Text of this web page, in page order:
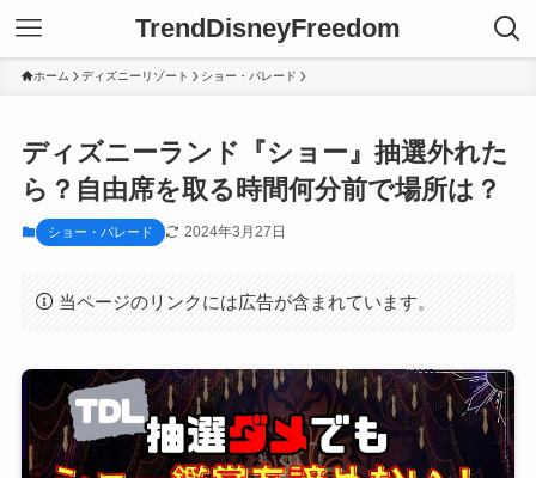
TrendDisneyFreedom
ホーム ディズニーリゾート ショー・パレード
ディズニーランド『ショー』抽選外れた
ら？自由席を取る時間何分前で場所は？
ショー・パレード 2024年3月27日
当ページのリンクには広告が含まれています。